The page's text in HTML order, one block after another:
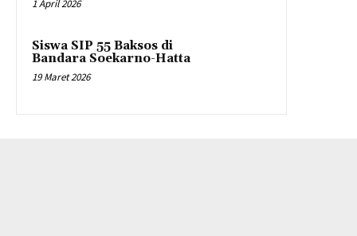
1 April 2026
Siswa SIP 55 Baksos di
Bandara Soekarno-Hatta
19 Maret 2026